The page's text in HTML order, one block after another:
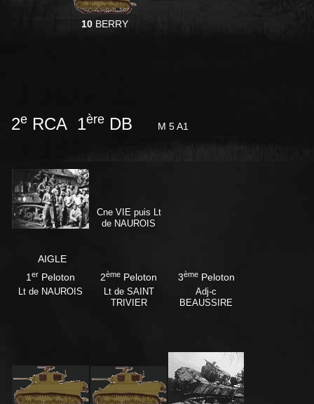
10BERRY
2e RCA 1ère DB M 5 A1
Cne VIE puis Lt
de NAUROIS
AIGLE
1 er Peloton
Lt de NAUROIS
2ème Peloton
Lt de SAINT
TRIVIER
3èmePeloton
Adj-c
BEAUSSIRE